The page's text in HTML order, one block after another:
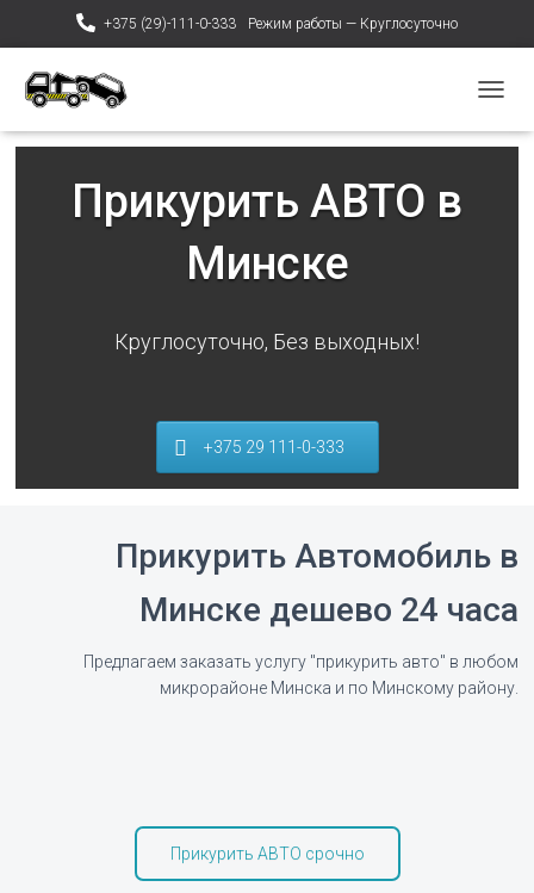
+375 (29)-111-0-333 Режим работы — Круглосуточно
Прикурить АВТО в
Минске
Круглосуточно, Без выходных!
+375 29 111-0-333
Прикурить Автомобиль в
Минске дешево 24 часа
Предлагаем заказать услугу "прикурить авто" в любом
микрорайоне Минска и по Минскому району.
Прикурить АВТО срочно